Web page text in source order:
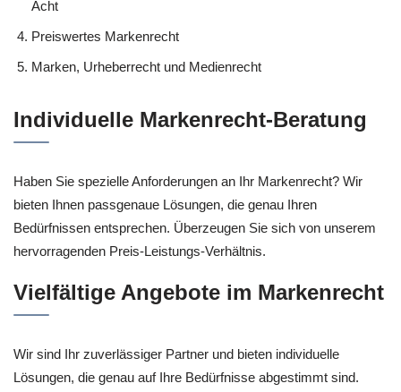
Acht
Preiswertes Markenrecht
Marken, Urheberrecht und Medienrecht
Individuelle Markenrecht-Beratung
Haben Sie spezielle Anforderungen an Ihr Markenrecht? Wir
bieten Ihnen passgenaue Lösungen, die genau Ihren
Bedürfnissen entsprechen. Überzeugen Sie sich von unserem
hervorragenden Preis-Leistungs-Verhältnis.
Vielfältige Angebote im Markenrecht
Wir sind Ihr zuverlässiger Partner und bieten individuelle
Lösungen, die genau auf Ihre Bedürfnisse abgestimmt sind.